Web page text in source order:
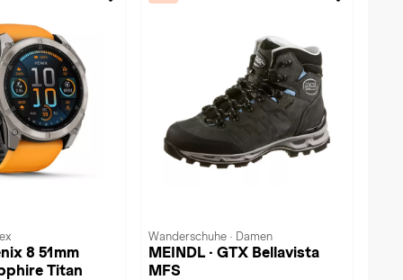
8 51mm
Titan
Wanderschuhe · Damen
MEINDL · GTX Bellavista
MFS